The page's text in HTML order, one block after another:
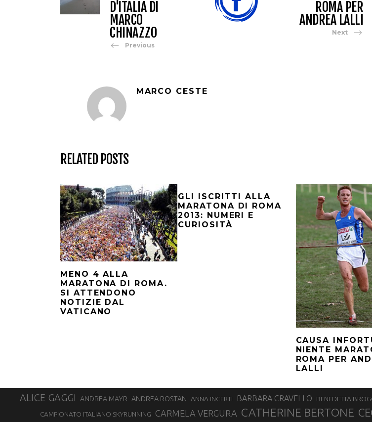
D'ITALIA DI
MARCO
CHINAZZO
Previous
ROMA PER
ANDREA LALLI
Next
MARCO CESTE
RELATED POSTS
MENO 4 ALLA
MARATONA DI ROMA.
SI ATTENDONO
NOTIZIE DAL
VATICANO
GLI ISCRITTI ALLA
MARATONA DI ROMA
2013: NUMERI E
CURIOSITÀ
CAUSA
NIENTE
ROMA PER
LALLI
ALICE GAGGI ANDREA MAYR ANDREA ROSTAN ANNA INCERTI BARBARA CRAVELLO BENEDETTA
CAMPIONATO ITALIANO SKYRUNNING CARMELA VERGURA CATHERINE BERTONE